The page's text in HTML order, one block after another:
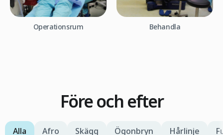
Operationsrum Behandla
Före och efter
Alla Afro Skägg Ögonbryn Hårlinje